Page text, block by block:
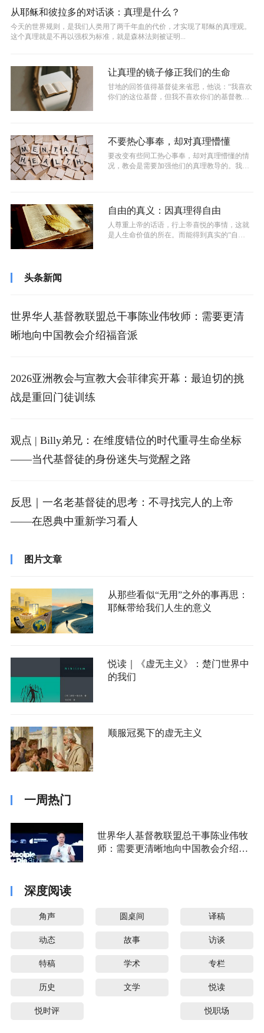
从耶稣和彼拉多的对话谈：真理是什么？
今天的世界规则，是我们人类用了两千年血的代价，才实现了耶稣的真理观。
这个真理就是不再以强权为标准，就是森林法则被证明...
让真理的镜子修正我们的生命
甘地的回答值得基督徒来省思，他说：“我喜欢
你们的这位基督，但我不喜欢你们的基督教
不要热心事奉，却对真理懵懂
要改变有些同工热心事奉，却对真理懵懂的情
况，教会是需要加强他们的真理教导的。我们
自由的真义：因真理得自由
人尊重上帝的话语，行上帝喜悦的事情，这就
是人生命价值的所在。而能得到真实的“自
头条新闻
世界华人基督教联盟总干事陈业伟牧师：需要更清
晰地向中国教会介绍福音派
2026亚洲教会与宣教大会菲律宾开幕：最迫切的挑
战是重回门徒训练
观点 | Billy弟兄：在维度错位的时代重寻生命坐标
——当代基督徒的身份迷失与觉醒之路
反思｜一名老基督徒的思考：不寻找完人的上帝
——在恩典中重新学习看人
图片文章
从那些看似“无用”之外的事再思：
耶稣带给我们人生的意义
悦读｜《虚无主义》：楚门世界中
的我们
顺服冠冕下的虚无主义
一周热门
世界华人基督教联盟总干事陈业伟牧
师：需要更清晰地向中国教会介绍福
深度阅读
角声 圆桌间 译稿
动态 故事 访谈
特稿 学术 专栏
历史 文学 悦读
悦时评 悦职场